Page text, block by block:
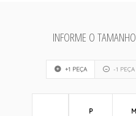
INFORME O
+1 PEÇA -1 PEÇA
P M